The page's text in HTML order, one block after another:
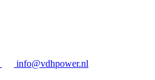
info@vdhpower.nl